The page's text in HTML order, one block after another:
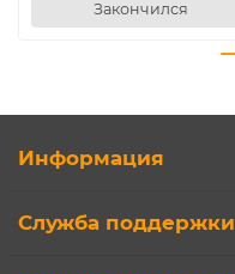
Закончился
Информация
Служба поддержки